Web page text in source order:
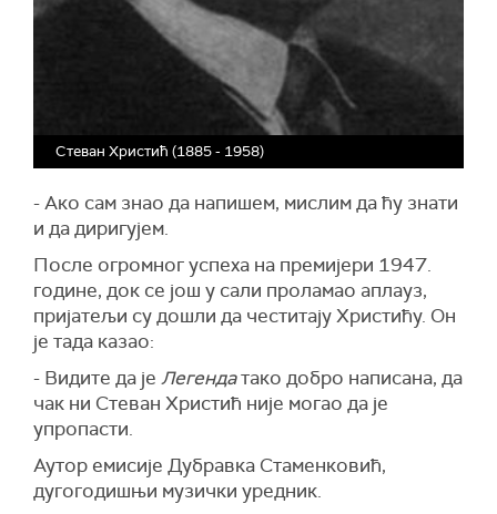
Стеван Христић (1885 - 1958)
- Ако сам знао да напишем, мислим да ћу знати
и да диригујем.
После огромног успеха на премијери 1947.
године, док се још у сали проламао аплауз,
пријатељи су дошли да честитају Христићу. Он
је тада казао:
- Видите да је Легендатако добро написана, да
чак ни Стеван Христић није могао да је
упропасти.
Аутор емисије Дубравка Стаменковић,
дугогодишњи музички уредник.